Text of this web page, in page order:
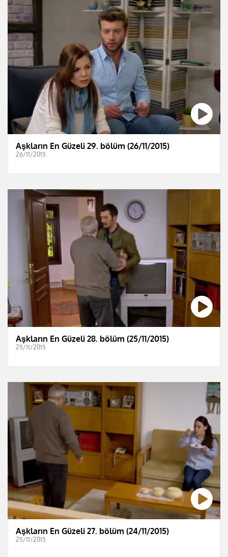
Aşkların En Güzeli 29. bölüm (26/11/2015)
26/11/2015
Aşkların En Güzeli 28. bölüm (25/11/2015)
25/11/2015
Aşkların En Güzeli 27. bölüm (24/11/2015)
25/11/2015